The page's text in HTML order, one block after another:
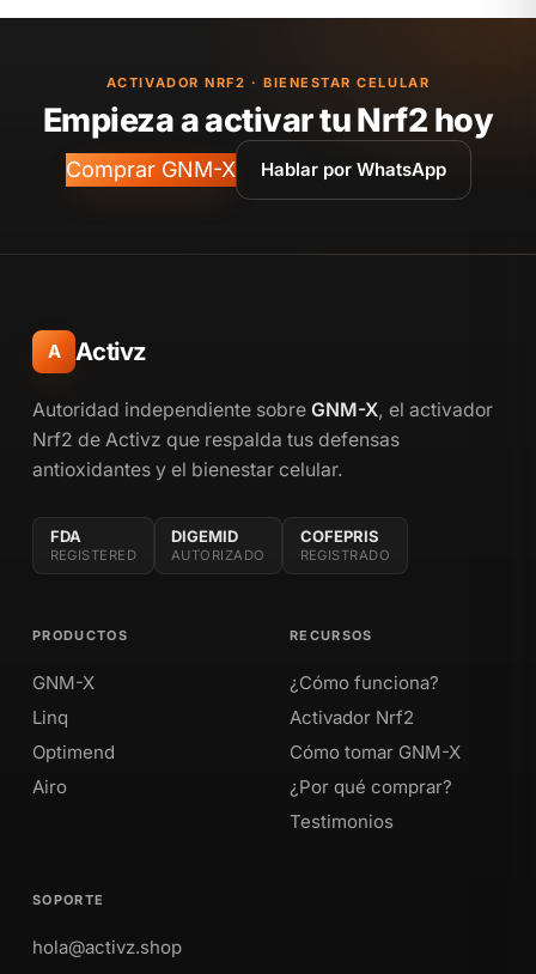
ACTIVADOR NRF2 · BIENESTAR CELULAR
Empieza a activar tu Nrf2 hoy
Comprar GNM-X Hablar por WhatsApp
A Activz
Autoridad independiente sobre GNM-X, el activador
Nrf2 de Activz que respalda tus defensas
antioxidantes y el bienestar celular.
FDA
REGISTERED
DIGEMID
AUTORIZADO
COFEPRIS
REGISTRADO
PRODUCTOS
GNM-X
Linq
Optimend
Airo
RECURSOS
¿Cómo funciona?
Activador Nrf2
Cómo tomar GNM-X
¿Por qué comprar?
Testimonios
SOPORTE
hola@activz.shop